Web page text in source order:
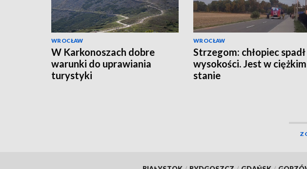
WROCŁAW
W Karkonoszach dobre
warunki do uprawiania
turystyki
WROCŁAW
Strzegom: chłopiec spadł
wysokości. Jest w ciężkim
stanie